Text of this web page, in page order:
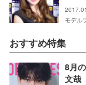
モデル
おすすめ特集
8月
文哉